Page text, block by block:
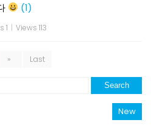
(1)
1 | Views 113
» Last
Search
New